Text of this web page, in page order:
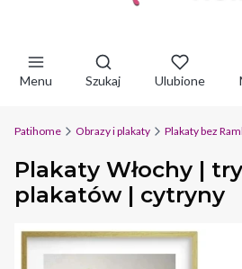
Menu
Otwórz wyszukiwarkę
Szukaj Ulubione
Patihome Obrazy i plakaty Plakaty bez
Plakaty Włochy |
plakatów | cytryny